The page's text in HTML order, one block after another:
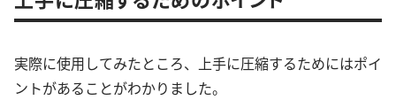
実際に使用してみたところ、上手に圧縮するためにはポイ
ントがあることがわかりました。